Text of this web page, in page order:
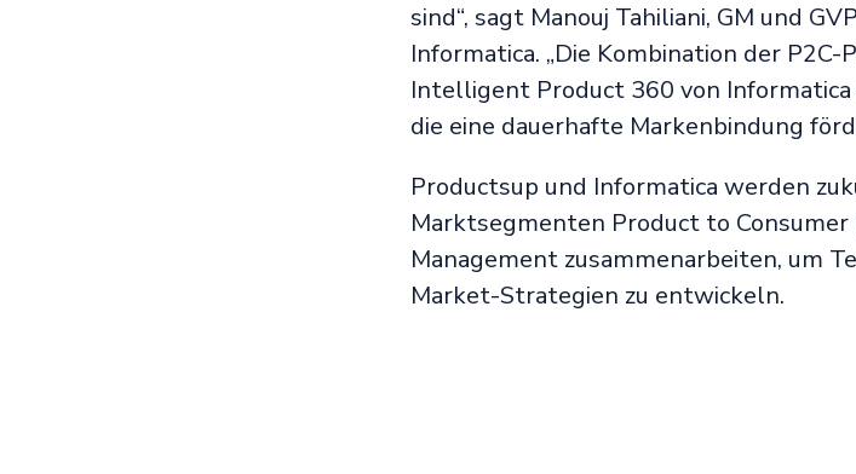
sind“, sagt Manouj Tahiliani, GM und
Informatica. „Die Kombination der
Intelligent Product 360 von
die eine dauerhafte Markenbindung
Productsup und Informatica werden
Marktsegmenten Product to Consumer
Management zusammenarbeiten, um
Market-Strategien zu entwickeln.